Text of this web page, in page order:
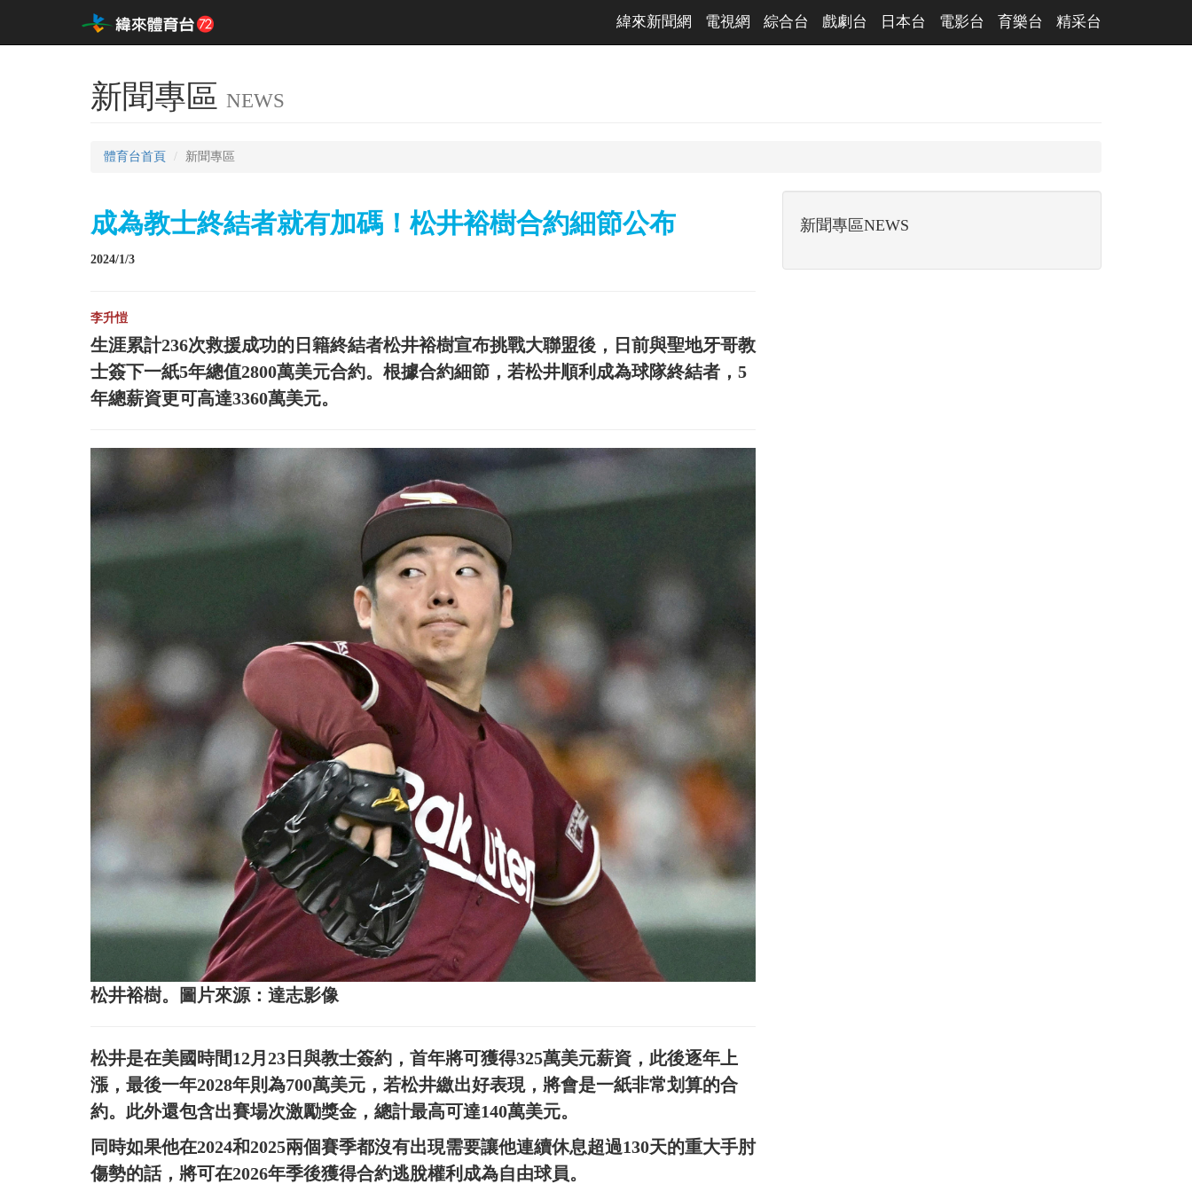
緯來新聞網 電視網 綜合台 戲劇台 日本台 電影台 育樂台 精采台
新聞專區 NEWS
體育台首頁 新聞專區
成為教士終結者就有加碼！松井裕樹合約細節公布
2024/1/3
李升愷
生涯累計236次救援成功的日籍終結者松井裕樹宣布挑戰大聯盟後，日前與聖地牙哥教
士簽下一紙5年總值2800萬美元合約。根據合約細節，若松井順利成為球隊終結者，5
年總薪資更可高達3360萬美元。
松井裕樹。圖片來源：達志影像
松井是在美國時間12月23日與教士簽約，首年將可獲得325萬美元薪資，此後逐年上
漲，最後一年2028年則為700萬美元，若松井繳出好表現，將會是一紙非常划算的合
約。此外還包含出賽場次激勵獎金，總計最高可達140萬美元。
同時如果他在2024和2025兩個賽季都沒有出現需要讓他連續休息超過130天的重大手肘
傷勢的話，將可在2026年季後獲得合約逃脫權利成為自由球員。
新聞專區NEWS